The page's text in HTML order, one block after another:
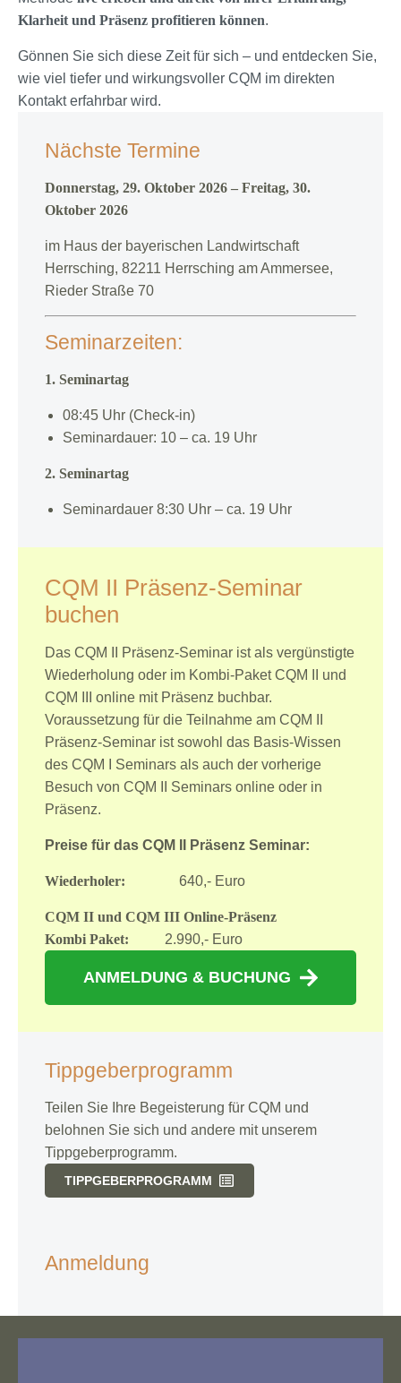
Klarheit und Präsenz profitieren können.
Gönnen Sie sich diese Zeit für sich – und entdecken Sie,
wie viel tiefer und wirkungsvoller CQM im direkten
Kontakt erfahrbar wird.
Nächste Termine
Donnerstag, 29. Oktober 2026 – Freitag, 30.
Oktober 2026
im Haus der bayerischen Landwirtschaft
Herrsching, 82211 Herrsching am Ammersee,
Rieder Straße 70
Seminarzeiten:
1. Seminartag
08:45 Uhr (Check-in)
Seminardauer: 10 – ca. 19 Uhr
2. Seminartag
Seminardauer 8:30 Uhr – ca. 19 Uhr
CQM II Präsenz-Seminar
buchen
Das CQM II Präsenz-Seminar ist als vergünstigte
Wiederholung oder im Kombi-Paket CQM II und
CQM III online mit Präsenz buchbar.
Voraussetzung für die Teilnahme am CQM II
Präsenz-Seminar ist sowohl das Basis-Wissen
des CQM I Seminars als auch der vorherige
Besuch von CQM II Seminars online oder in
Präsenz.
Preise für das CQM II Präsenz Seminar:
Wiederholer: 640,- Euro
CQM II und CQM III Online-Präsenz
Kombi Paket:
2.990,- Euro
ANMELDUNG & BUCHUNG
Tippgeberprogramm
Teilen Sie Ihre Begeisterung für CQM und
belohnen Sie sich und andere mit unserem
Tippgeberprogramm.
TIPPGEBERPROGRAMM
Anmeldung